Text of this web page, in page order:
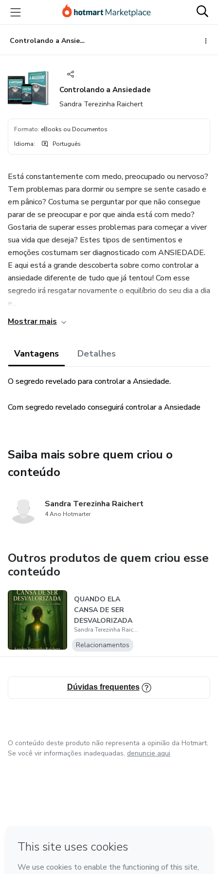
para
conteúdo
principal
para
pagamento
para
rodapé
Controlando a Ansiedade
Controlando a Ansiedade
Sandra Terezinha Raichert
Formato: eBooks ou Documentos
Idioma: Português
Está constantemente com medo, preocupado ou nervoso?
Tem problemas para dormir ou sempre se sente casado e
em pânico? Costuma se perguntar por que não consegue
parar de se preocupar e por que ainda está com medo?
Gostaria de superar esses problemas para começar a viver
sua vida que deseja? Estes tipos de sentimentos e
emoções costumam ser diagnosticado com ANSIEDADE.
E aqui está a grande descoberta sobre como controlar a
ansiedade diferente de tudo que já tentou! Com esse
segredo irá resgatar novamente o equilíbrio do seu dia a dia
e...
Mostrar mais
Vantagens Detalhes
O segredo revelado para controlar a Ansiedade.
Com segredo revelado conseguirá controlar a Ansiedade
Saiba mais sobre quem criou o
conteúdo
Sandra Terezinha Raichert
4 Ano Hotmarter
Outros produtos de quem criou esse
conteúdo
QUANDO ELA
CANSA DE SER
DESVALORIZADA
— O Renascimento
da Mu...
Sandra Terezinha Raichert
Relacionamentos
Dúvidas frequentes
O conteúdo deste produto não representa a opinião da Hotmart.
Se você vir informações inadequadas, denuncie aqui
Feito com ❤ em Bogotá